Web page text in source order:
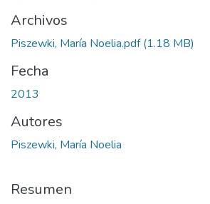
Archivos
Piszewki, María Noelia.pdf(1.18 MB)
Fecha
2013
Autores
Piszewki, María Noelia
Resumen